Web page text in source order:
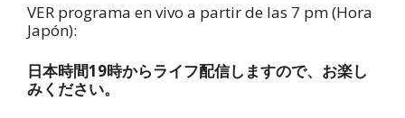
VER programa en vivo a partir de las 7 pm (Hora
Japón):
日本時間19時からライフ配信しますので、お楽し
みください。